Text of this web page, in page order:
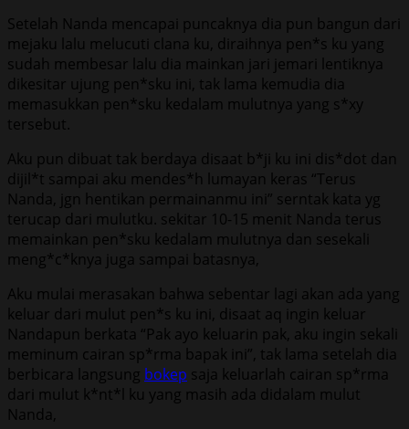
Setelah Nanda mencapai puncaknya dia pun bangun dari
mejaku lalu melucuti clana ku, diraihnya pen*s ku yang
sudah membesar lalu dia mainkan jari jemari lentiknya
dikesitar ujung pen*sku ini, tak lama kemudia dia
memasukkan pen*sku kedalam mulutnya yang s*xy
tersebut.
Aku pun dibuat tak berdaya disaat b*ji ku ini dis*dot dan
dijil*t sampai aku mendes*h lumayan keras “Terus
Nanda, jgn hentikan permainanmu ini” serntak kata yg
terucap dari mulutku. sekitar 10-15 menit Nanda terus
memainkan pen*sku kedalam mulutnya dan sesekali
meng*c*knya juga sampai batasnya,
Aku mulai merasakan bahwa sebentar lagi akan ada yang
keluar dari mulut pen*s ku ini, disaat aq ingin keluar
Nandapun berkata “Pak ayo keluarin pak, aku ingin sekali
meminum cairan sp*rma bapak ini”, tak lama setelah dia
berbicara langsung bokep saja keluarlah cairan sp*rma
dari mulut k*nt*l ku yang masih ada didalam mulut
Nanda,